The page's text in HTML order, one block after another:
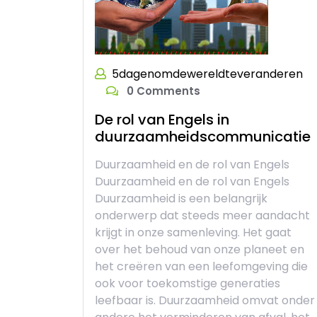
5dagenomdewereldteveranderen
0 Comments
De rol van Engels in
duurzaamheidscommunicatie
Duurzaamheid en de rol van Engels
Duurzaamheid en de rol van Engels
Duurzaamheid is een belangrijk
onderwerp dat steeds meer aandacht
krijgt in onze samenleving. Het gaat
over het behoud van onze planeet en
het creëren van een leefomgeving die
ook voor toekomstige generaties
leefbaar is. Duurzaamheid omvat onder